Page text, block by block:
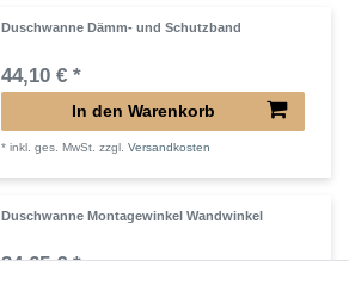
Duschwanne Dämm- und Schutzband
44,10 € *
In den Warenkorb
*inkl. ges. MwSt. zzgl.Versandkosten
Duschwanne Montagewinkel Wandwinkel
34,65 € *